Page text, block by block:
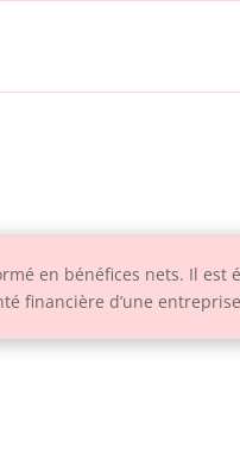
en bénéfices nets. Il est
financière d’une